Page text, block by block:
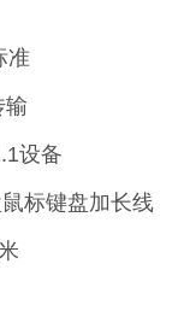
准
输
设备
标键盘加长线